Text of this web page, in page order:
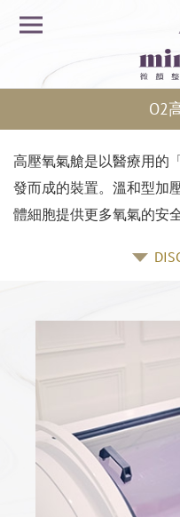
O2
高壓氧氣艙是以醫療用的
發而成的裝置。溫和型加
體細胞提供更多氧氣的安
要器官，對身體的重要細
現代人處於大氣污染和森
血管不潔和壓力、運動
足的困境之中，氧氣不足
般而言，使用氧氣療法有
1. 恢復疲勞：氧氣不足
以幫助分解如乳酸等疲勞
2. 防止老化：氧氣如果無